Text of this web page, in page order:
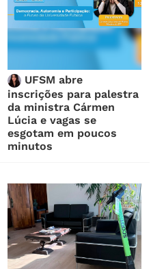
UFSM abre
inscrições para palestra
da ministra Cármen
Lúcia e vagas se
esgotam em poucos
minutos